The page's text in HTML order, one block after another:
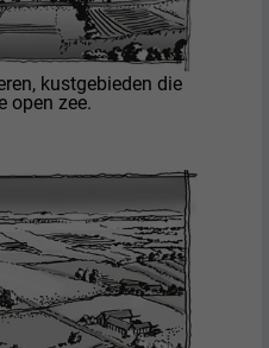
kustgebieden die
open zee.